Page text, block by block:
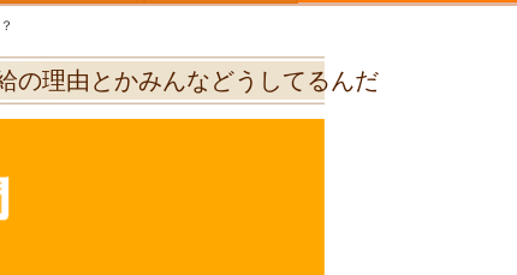
の理由とかみんなどうしてるんだ